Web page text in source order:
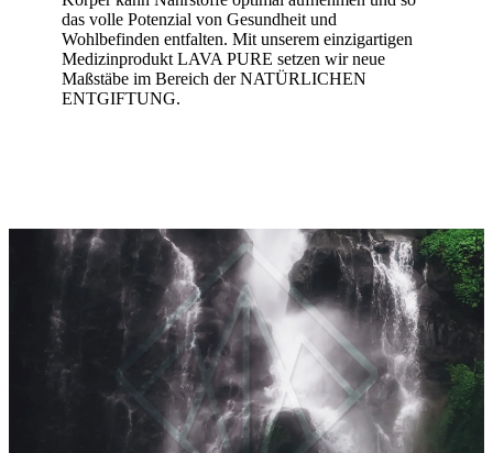
das volle Potenzial von Gesundheit und
Wohlbefinden entfalten. Mit unserem einzigartigen
Medizinprodukt LAVA PURE setzen wir neue
Maßstäbe im Bereich der NATÜRLICHEN
ENTGIFTUNG.